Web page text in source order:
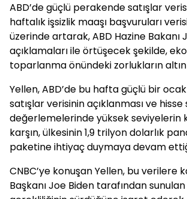
ABD’de güçlü perakende satışlar
haftalık işsizlik maaşı başvuruları
üzerinde artarak, ABD Hazine Bakanı
açıklamaları ile örtüşecek şekilde,
toparlanma önündeki zorlukların
Yellen, ABD’de bu hafta güçlü bir
satışlar verisinin açıklanması ve hisse
değerlemelerinde yüksek seviyelerin
karşın, ülkesinin 1,9 trilyon dolarlık
paketine ihtiyaç duymaya devam
CNBC’ye konuşan Yellen, bu verilere
Başkanı Joe Biden tarafından